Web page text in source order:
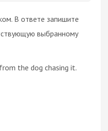
В ответе запишите
выбранному
the dog chasing it.